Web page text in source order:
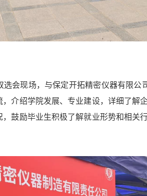
选会现场，与保定开拓精密仪器有 限公
，介绍学院发展、专业建设，详细了解
鼓励毕业生积极了解就业形势和相关